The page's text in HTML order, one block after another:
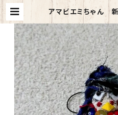
アマビエミちゃん
（ストラップタイプ